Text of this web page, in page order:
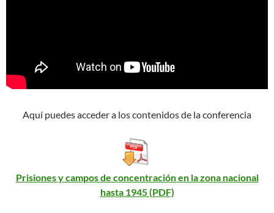
Aquí puedes acceder a los contenidos de la conferencia
Prisiones y campos de concentración en la zona nacional
hasta 1945 (PDF)